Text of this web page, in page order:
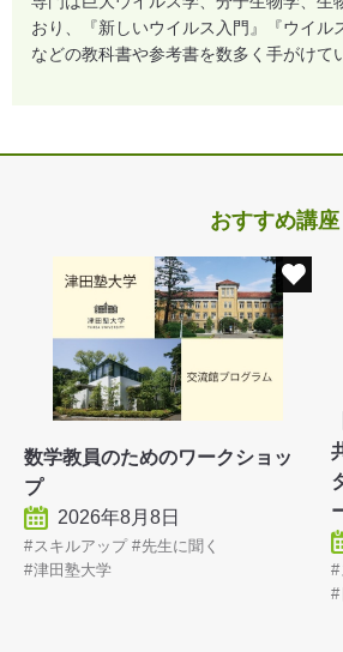
おり、『新しいウイルス入門』『ウイル
などの教科書や参考書を数多く手がけて
おすすめ講座
数学教員のためのワークショッ
プ
2026年8月8日
スキルアップ
先生に聞く
津田塾大学